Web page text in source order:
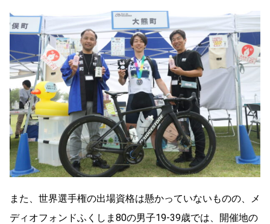
また、世界選手権の出場資格は懸かっていないものの、メ
ディオフォンドふくしま80の男子19-39歳では、開催地の